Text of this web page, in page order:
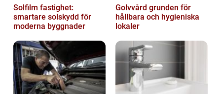
Solfilm fastighet:
smartare solskydd för
moderna byggnader
Golvvård grunden för
hållbara och hygieniska
lokaler